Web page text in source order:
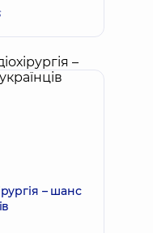
– шанс